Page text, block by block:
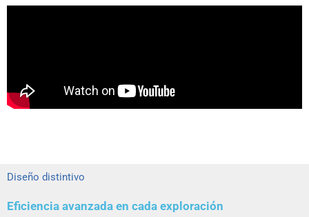
Diseño distintivo
Eficiencia avanzada en cada exploración